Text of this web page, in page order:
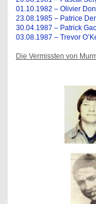
01.10.1982 – Olivier
23.08.1985 – Patrice
30.04.1987 – Patrick
03.08.1987 – Trevor
Die Vermissten von